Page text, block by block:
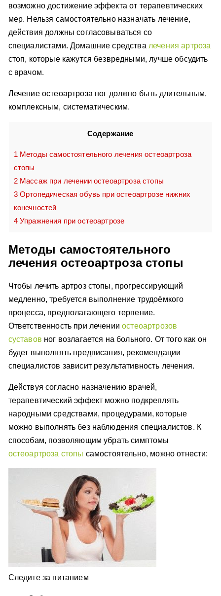
возможно достижение эффекта от терапевтических
мер. Нельзя самостоятельно назначать лечение,
действия должны согласовываться со
специалистами. Домашние средства лечения артроза
стоп, которые кажутся безвредными, лучше обсудить
с врачом.
Лечение остеоартроза ног должно быть длительным,
комплексным, систематическим.
Содержание
1 Методы самостоятельного лечения остеоартроза
стопы
2Массаж при лечении остеоартроза стопы
3Ортопедическая обувь при остеоартрозе нижних
конечностей
4Упражнения при остеоартрозе
Методы самостоятельного
лечения остеоартроза стопы
Чтобы лечить артроз стопы, прогрессирующий
медленно, требуется выполнение трудоёмкого
процесса, предполагающего терпение.
Ответственность при леченииостеоартрозов
суставов ног возлагается на больного. От того как он
будет выполнять предписания, рекомендации
специалистов зависит результативность лечения.
Действуя согласно назначению врачей,
терапевтический эффект можно подкреплять
народными средствами, процедурами, которые
можно выполнять без наблюдения специалистов. К
способам, позволяющим убрать симптомы
остеоартроза стопы самостоятельно, можно отнести:
Следите за питанием